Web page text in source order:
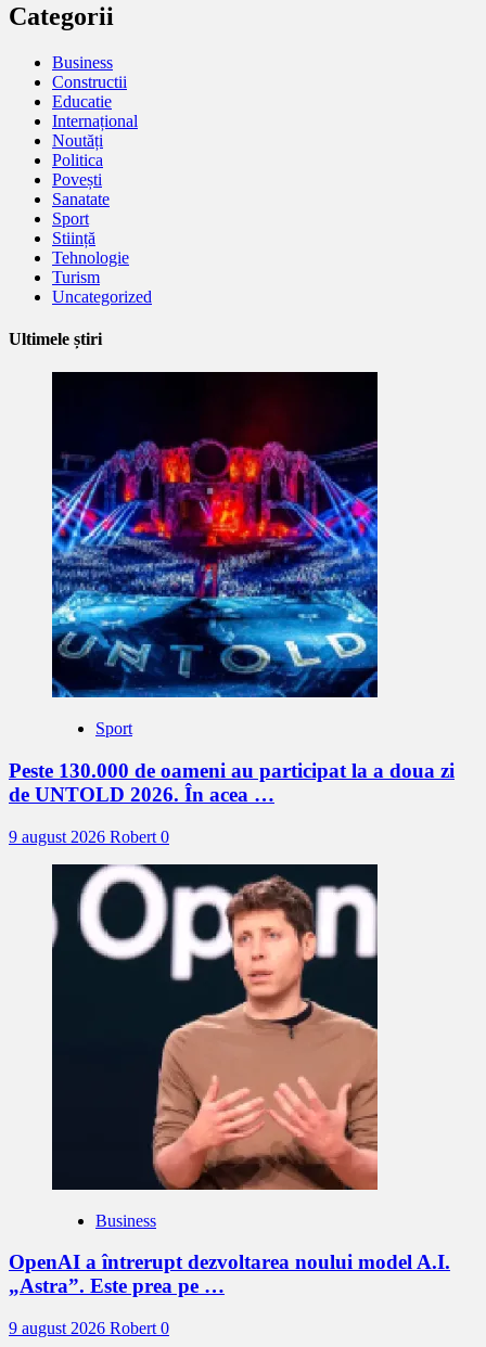
Categorii
Business
Constructii
Educatie
Internațional
Noutăți
Politica
Povești
Sanatate
Sport
Stiință
Tehnologie
Turism
Uncategorized
Ultimele știri
Sport
Peste 130.000 de oameni au participat la a doua zi
de UNTOLD 2026. În acea …
9 august 2026 Robert 0
Business
OpenAI a întrerupt dezvoltarea noului model A.I.
„Astra”. Este prea pe …
9 august 2026 Robert 0